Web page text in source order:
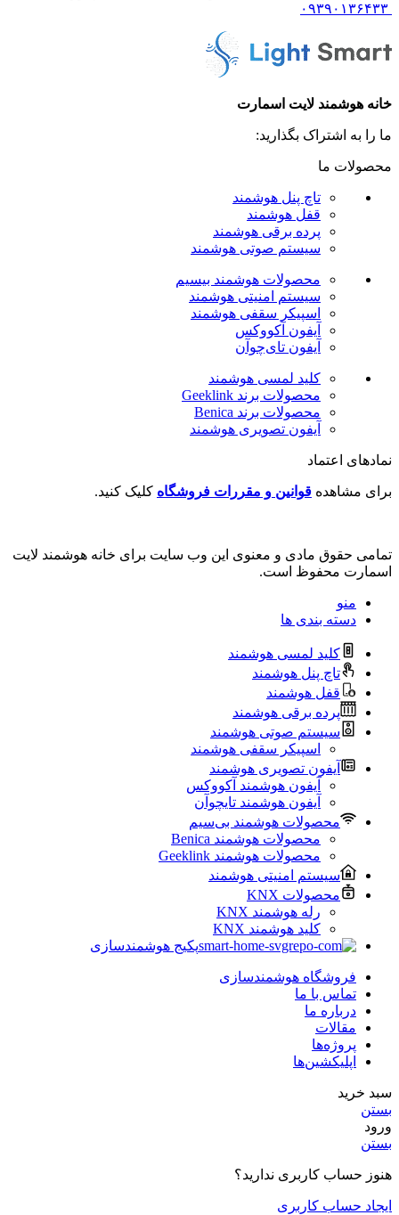
خانه هوشمند لایت اسمارت
ما را به اشتراک بگذارید:
محصولات ما
تاچ پنل هوشمند
قفل هوشمند
پرده برقی هوشمند
سیستم صوتی هوشمند
محصولات هوشمند بیسیم
سیستم امنیتی هوشمند
اسپیکر سقفی هوشمند
آیفون آکووکس
آیفون تای‌چوآن
کلید لمسی هوشمند
محصولات برند Geeklink
محصولات برند ‌Benica
آیفون تصویری هوشمند
نمادهای اعتماد
برای مشاهده قوانین و مقررات فروشگاه کلیک کنید.
تمامی حقوق مادی و معنوی این وب سایت برای خانه هوشمند لایت
اسمارت محفوظ است.
منو
دسته بندی ها
کلید لمسی هوشمند
تاچ پنل هوشمند
قفل هوشمند
پرده برقی هوشمند
سیستم صوتی هوشمند
اسپیکر سقفی هوشمند
آیفون تصویری هوشمند
آیفون هوشمند آکووکس
آیفون هوشمند تایچوآن
محصولات هوشمند بی‌سیم
محصولات هوشمند Benica
محصولات هوشمند Geeklink
سیستم امنیتی هوشمند
محصولات KNX
رله هوشمند KNX
کلید هوشمند KNX
پکیج هوشمندسازی
فروشگاه هوشمندسازی
تماس با ما
درباره ما
مقالات
پروژه‌ها
اپلیکشین‌ها
سبد خرید
بستن
ورود
بستن
هنوز حساب کاربری ندارید؟
ایجاد حساب کاربری